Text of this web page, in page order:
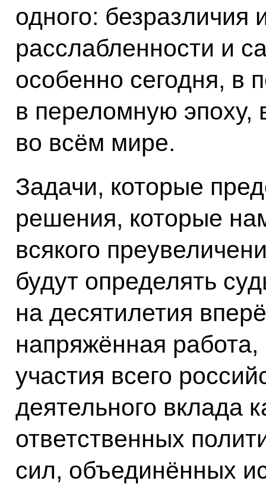
одного: безразличия
расслабленности и
особенно сегодня, в
в переломную эпоху,
во всём мире.
Задачи, которые
решения, которые
всякого
будут определять
на десятилетия
напряжённая работа,
участия всего
деятельного вклада
ответственных
сил, объединённых